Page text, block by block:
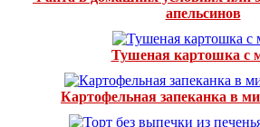
апельсинов
Тушеная картошка с
Картофельная запеканка в